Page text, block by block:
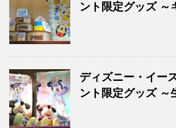
ント限定グッズ ～
ディズニー・イー
ント限定グッズ ～